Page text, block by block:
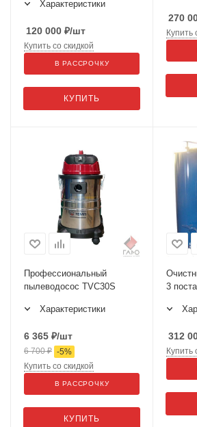
Характеристики
120 000 ₽/шт
КУПИТЬ
Купить со скидкой
В РАССРОЧКУ
270
Купить
Профессиональный
пылеводосос TVC30S
Характеристики
6 365 ₽/шт
6 700₽ -5%
КУПИТЬ
Купить со скидкой
В РАССРОЧКУ
3
312
Купить